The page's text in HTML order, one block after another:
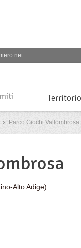
Territorio
Parco Giochi Vallombrosa
Alto Adige)